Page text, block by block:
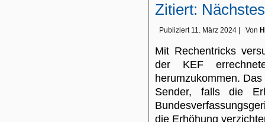
Zitiert:
Publiziert 11. März 2024 Von
Mit Rechentricks
der KEF
herumzukommen.
Sender, falls die
die Erhöhung